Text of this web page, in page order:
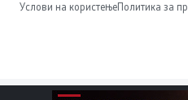
Услови на користењеПолитика за